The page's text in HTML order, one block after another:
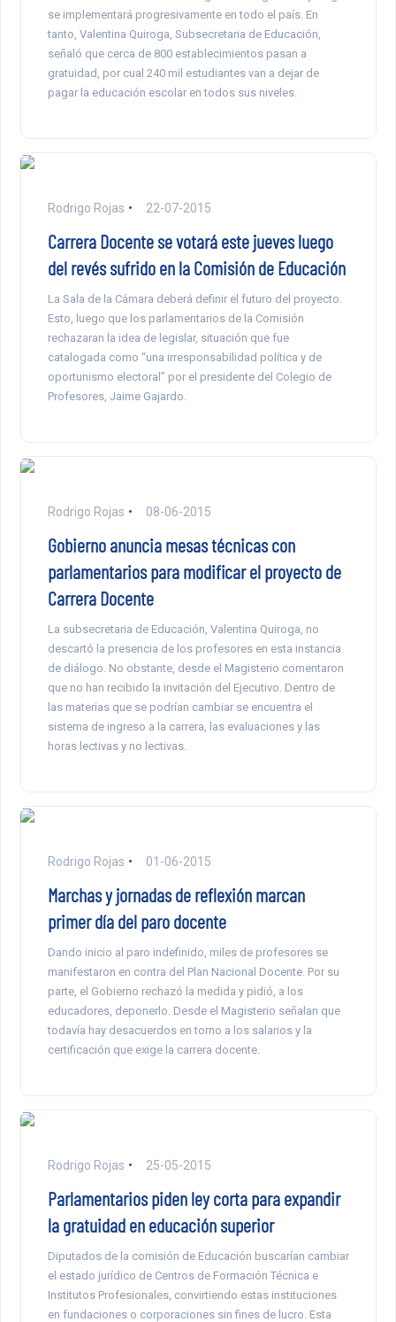
se implementará progresivamente en todo el país. En
tanto, Valentina Quiroga, Subsecretaria de Educación,
señaló que cerca de 800 establecimientos pasan a
gratuidad, por cual 240 mil estudiantes van a dejar de
pagar la educación escolar en todos sus niveles.
Rodrigo Rojas 22-07-2015
Carrera Docente se votará este jueves luego
del revés sufrido en la Comisión de Educación
La Sala de la Cámara deberá definir el futuro del proyecto.
Esto, luego que los parlamentarios de la Comisión
rechazaran la idea de legislar, situación que fue
catalogada como “una irresponsabilidad política y de
oportunismo electoral” por el presidente del Colegio de
Profesores, Jaime Gajardo.
Rodrigo Rojas 08-06-2015
Gobierno anuncia mesas técnicas con
parlamentarios para modificar el proyecto de
Carrera Docente
La subsecretaria de Educación, Valentina Quiroga, no
descartó la presencia de los profesores en esta instancia
de diálogo. No obstante, desde el Magisterio comentaron
que no han recibido la invitación del Ejecutivo. Dentro de
las materias que se podrían cambiar se encuentra el
sistema de ingreso a la carrera, las evaluaciones y las
horas lectivas y no lectivas.
Rodrigo Rojas 01-06-2015
Marchas y jornadas de reflexión marcan
primer día del paro docente
Dando inicio al paro indefinido, miles de profesores se
manifestaron en contra del Plan Nacional Docente. Por su
parte, el Gobierno rechazó la medida y pidió, a los
educadores, deponerlo. Desde el Magisterio señalan que
todavía hay desacuerdos en torno a los salarios y la
certificación que exige la carrera docente.
Rodrigo Rojas 25-05-2015
Parlamentarios piden ley corta para expandir
la gratuidad en educación superior
Diputados de la comisión de Educación buscarían cambiar
el estado jurídico de Centros de Formación Técnica e
Institutos Profesionales, convirtiendo estas instituciones
en fundaciones o corporaciones sin fines de lucro. Esta